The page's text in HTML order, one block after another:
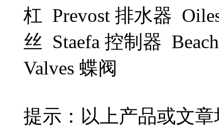
杠 Prevost 排水器
丝 Staefa 控制器
Valves 蝶阀
提示：以上产品或文